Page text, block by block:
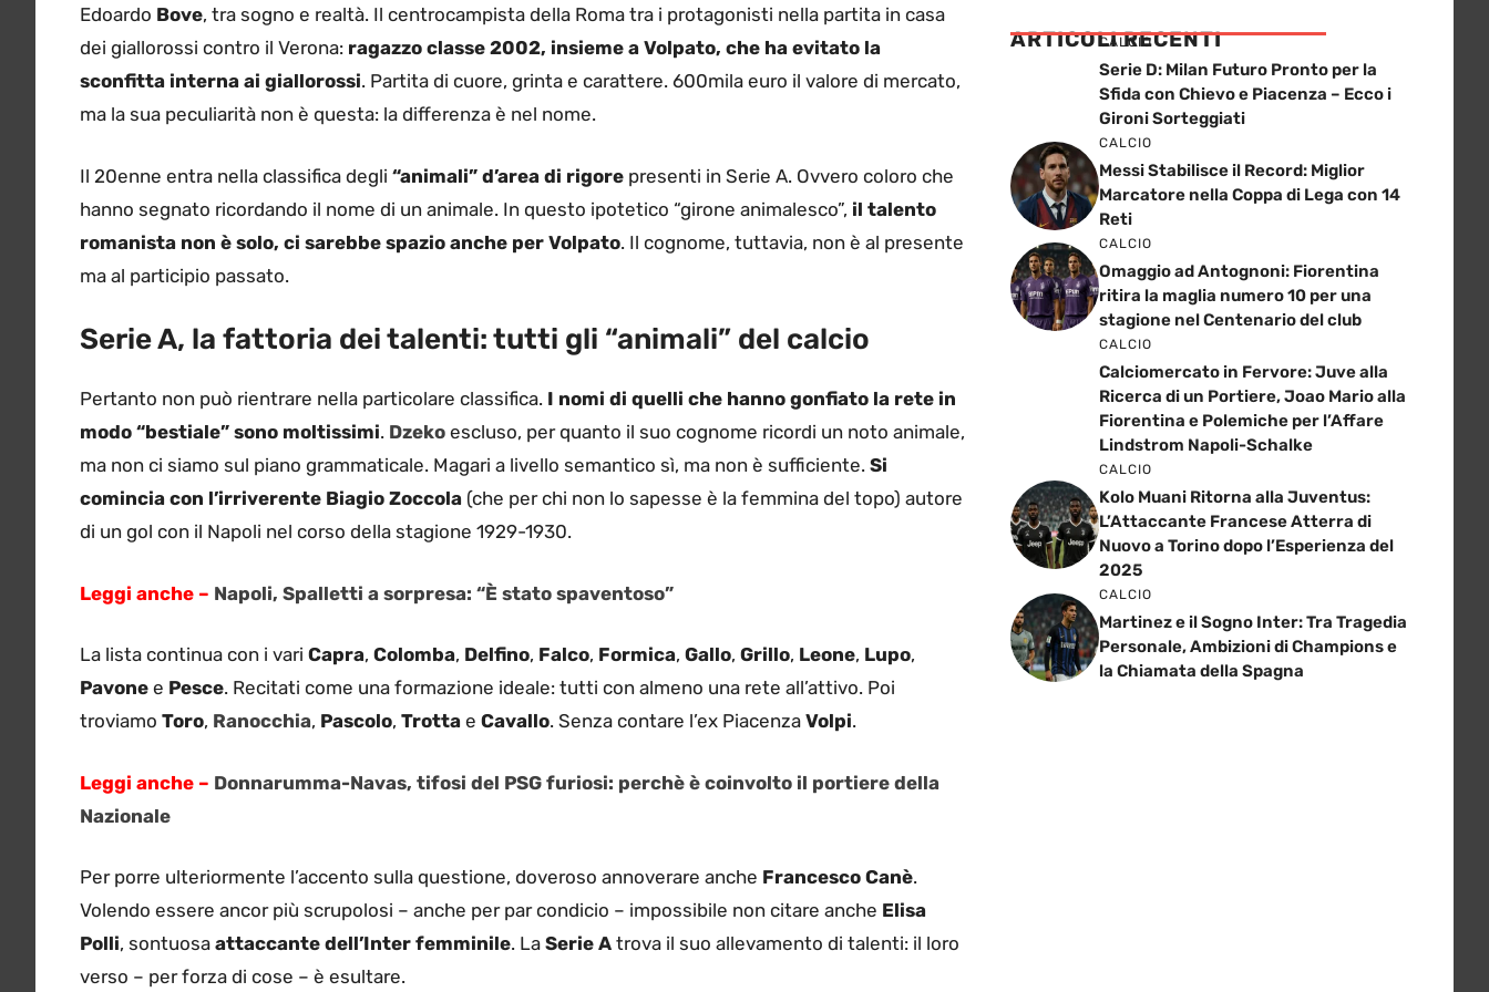
Edoardo Bove, tra sogno e realtà. Il centrocampista della Roma tra i protagonisti nella partita in casa
dei giallorossi contro il Verona: ragazzo classe 2002, insieme a Volpato, che ha evitato la
sconfitta interna ai giallorossi. Partita di cuore, grinta e carattere. 600mila euro il valore di mercato,
ma la sua peculiarità non è questa: la differenza è nel nome.
Il 20enne entra nella classifica degli “animali” d’area di rigore presenti in Serie A. Ovvero coloro che
hanno segnato ricordando il nome di un animale. In questo ipotetico “girone animalesco”, il talento
romanista non è solo, ci sarebbe spazio anche per Volpato. Il cognome, tuttavia, non è al presente
ma al participio passato.
Serie A, la fattoria dei talenti: tutti gli “animali” del calcio
Pertanto non può rientrare nella particolare classifica. I nomi di quelli che hanno gonfiato la rete in
modo “bestiale” sono moltissimi. Dzeko escluso, per quanto il suo cognome ricordi un noto animale,
ma non ci siamo sul piano grammaticale. Magari a livello semantico sì, ma non è sufficiente. Si
comincia con l’irriverente Biagio Zoccola (che per chi non lo sapesse è la femmina del topo) autore
di un gol con il Napoli nel corso della stagione 1929-1930.
Leggi anche – Napoli, Spalletti a sorpresa: “È stato spaventoso”
La lista continua con i vari Capra, Colomba, Delfino, Falco, Formica, Gallo, Grillo, Leone, Lupo,
Pavone e Pesce. Recitati come una formazione ideale: tutti con almeno una rete all’attivo. Poi
troviamo Toro, Ranocchia, Pascolo, Trotta e Cavallo. Senza contare l’ex Piacenza Volpi.
Leggi anche – Donnarumma-Navas, tifosi del PSG furiosi: perchè è coinvolto il portiere della
Nazionale
Per porre ulteriormente l’accento sulla questione, doveroso annoverare anche Francesco Canè.
Volendo essere ancor più scrupolosi – anche per par condicio – impossibile non citare anche Elisa
Polli, sontuosa attaccante dell’Inter femminile. La Serie A trova il suo allevamento di talenti: il loro
verso – per forza di cose – è esultare.
ARTICOLI RECENTI
CALCIO
Serie D: Milan Futuro Pronto per la
Sfida con Chievo e Piacenza – Ecco i
Gironi Sorteggiati
CALCIO
Messi Stabilisce il Record: Miglior
Marcatore nella Coppa di Lega con 14
Reti
CALCIO
Omaggio ad Antognoni: Fiorentina
ritira la maglia numero 10 per una
stagione nel Centenario del club
CALCIO
Calciomercato in Fervore: Juve alla
Ricerca di un Portiere, Joao Mario alla
Fiorentina e Polemiche per l’Affare
Lindstrom Napoli-Schalke
CALCIO
Kolo Muani Ritorna alla Juventus:
L’Attaccante Francese Atterra di
Nuovo a Torino dopo l’Esperienza del
2025
CALCIO
Martinez e il Sogno Inter: Tra Tragedia
Personale, Ambizioni di Champions e
la Chiamata della Spagna